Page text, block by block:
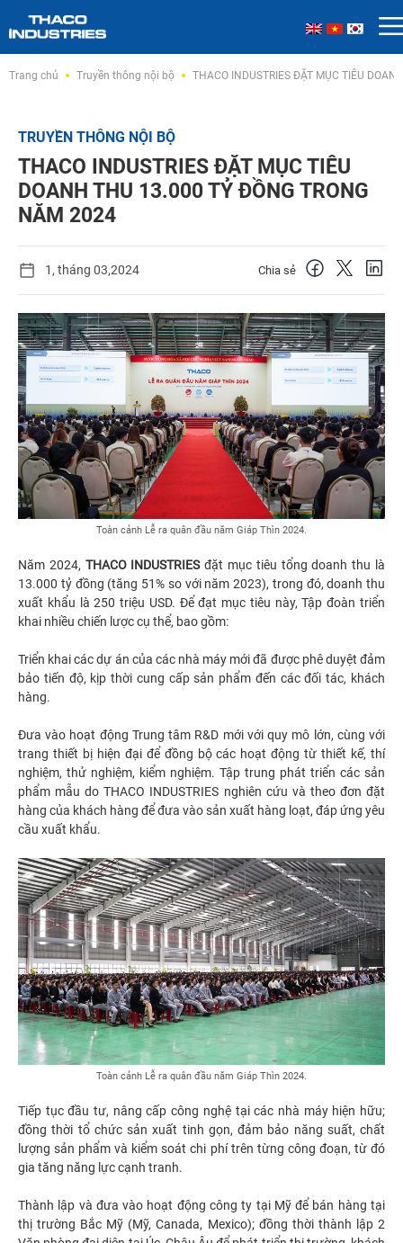
Trang chủ Truyền thông nội bộ THACO INDUSTRIES ĐẶT MỤC TIÊU
TRUYỀN THÔNG NỘI BỘ
THACO INDUSTRIES ĐẶT MỤC TIÊU
DOANH THU 13.000 TỶ ĐỒNG TRONG
NĂM 2024
1, tháng 03,2024 Chia sẻ
Toàn cảnh Lễ ra quân đầu năm Giáp Thìn 2024.
Năm 2024, THACO INDUSTRIESđặt mục tiêu tổng doanh thu là
13.000 tỷ đồng (tăng 51% so với năm 2023), trong đó, doanh thu
xuất khẩu là 250 triệu USD. Để đạt mục tiêu này, Tập đoàn triển
khai nhiều chiến lược cụ thể, bao gồm:
Triển khai các dự án của các nhà máy mới đã được phê duyệt đảm
bảo tiến độ, kịp thời cung cấp sản phẩm đến các đối tác, khách
hàng.
Đưa vào hoạt động Trung tâm R&D mới với quy mô lớn, cùng với
trang thiết bị hiện đại để đồng bộ các hoạt động từ thiết kế, thí
nghiệm, thử nghiệm, kiểm nghiệm. Tập trung phát triển các sản
phẩm mẫu do THACO INDUSTRIES nghiên cứu và theo đơn đặt
hàng của khách hàng để đưa vào sản xuất hàng loạt, đáp ứng yêu
cầu xuất khẩu.
Toàn cảnh Lễ ra quân đầu năm Giáp Thìn 2024.
Tiếp tục đầu tư, nâng cấp công nghệ tại các nhà máy hiện hữu;
đồng thời tổ chức sản xuất tinh gọn, đảm bảo năng suất, chất
lượng sản phẩm và kiểm soát chi phí trên từng công đoạn, từ đó
gia tăng năng lực cạnh tranh.
Thành lập và đưa vào hoạt động công ty tại Mỹ để bán hàng tại
thị trường Bắc Mỹ (Mỹ, Canada, Mexico); đồng thời thành lập 2